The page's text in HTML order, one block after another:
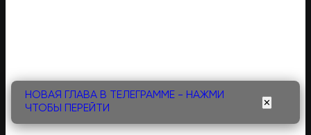
НОВАЯ ГЛАВА В ТЕЛЕГРАММЕ - НАЖМИ
ЧТОБЫ ПЕРЕЙТИ
✕